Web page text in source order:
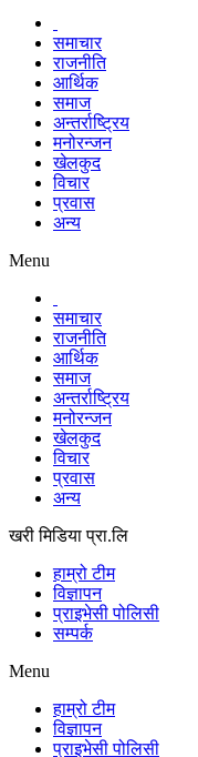
समाचार
राजनीति
आर्थिक
समाज
अन्तर्राष्ट्रिय
मनोरन्जन
खेलकुद
विचार
प्रवास
अन्य
Menu
समाचार
राजनीति
आर्थिक
समाज
अन्तर्राष्ट्रिय
मनोरन्जन
खेलकुद
विचार
प्रवास
अन्य
खरी मिडिया प्रा.लि
हाम्रो टीम
विज्ञापन
प्राइभेसी पोलिसी
सम्पर्क
Menu
हाम्रो टीम
विज्ञापन
प्राइभेसी पोलिसी